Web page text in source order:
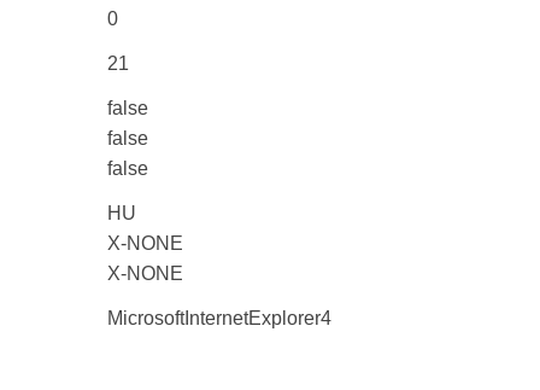
0
21
false
false
false
HU
X-NONE
X-NONE
MicrosoftInternetExplorer4